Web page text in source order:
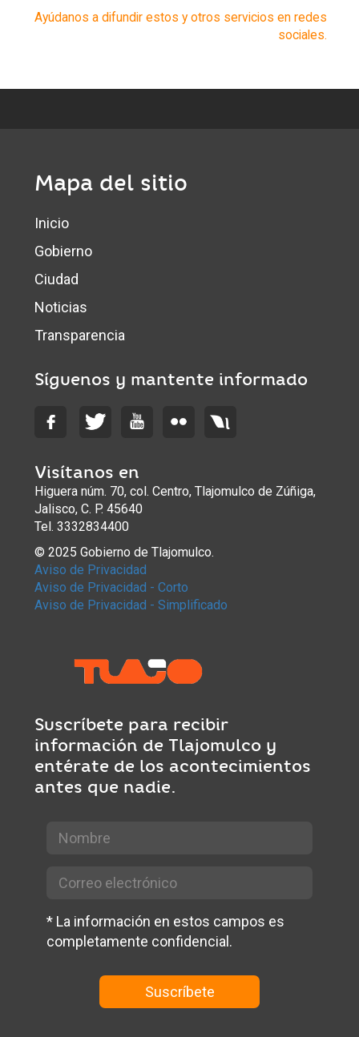
Ayúdanos a difundir estos y otros servicios en redes
sociales.
Mapa del sitio
Inicio
Gobierno
Ciudad
Noticias
Transparencia
Síguenos y mantente informado
Visítanos en
Higuera núm. 70, col. Centro, Tlajomulco de Zúñiga,
Jalisco, C. P. 45640
Tel. 3332834400
© 2025 Gobierno de Tlajomulco.
Aviso de Privacidad
Aviso de Privacidad - Corto
Aviso de Privacidad - Simplificado
Suscríbete para recibir
información de Tlajomulco y
entérate de los acontecimientos
antes que nadie.
* La información en estos campos es
completamente confidencial.